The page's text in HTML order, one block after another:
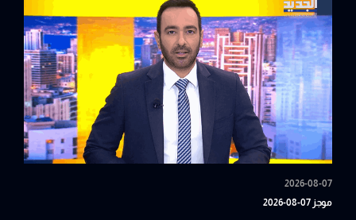
2026-08-07
موجز 07-08-2026